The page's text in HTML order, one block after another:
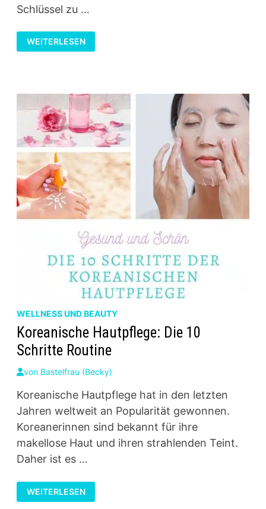
Schlüssel zu …
PFLEGEROUTINEN
FÜR
HAUT
DURCHHALTBAR
WEITERLESEN
WELLNESS UND BEAUTY
Koreanische Hautpflege: Die 10
Schritte Routine
von Bastelfrau (Becky)
Koreanische Hautpflege hat in den letzten
Jahren weltweit an Popularität gewonnen.
Koreanerinnen sind bekannt für ihre
makellose Haut und ihren strahlenden Teint.
Daher ist es …
KOREANISCHE
HAUTPFLEGE:
DIE
WEITERLESEN